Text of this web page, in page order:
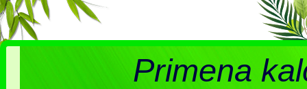
Primena